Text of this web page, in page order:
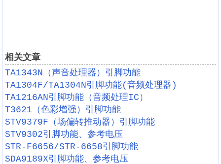
相关文章
TA1343N（声音处理器）引脚功能
TA1304F/TA1304N引脚功能(音频处理器)
TA1216AN引脚功能（音频处理IC）
T3621（色彩增强）引脚功能
STV9379F（场偏转推动器）引脚功能
STV9302引脚功能、参考电压
STR-F6656/STR-6658引脚功能
SDA9189X引脚功能、参考电压